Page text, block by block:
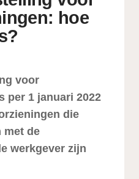
hoe
voor
per 1 januari 2022
die
met de
werkgever zijn